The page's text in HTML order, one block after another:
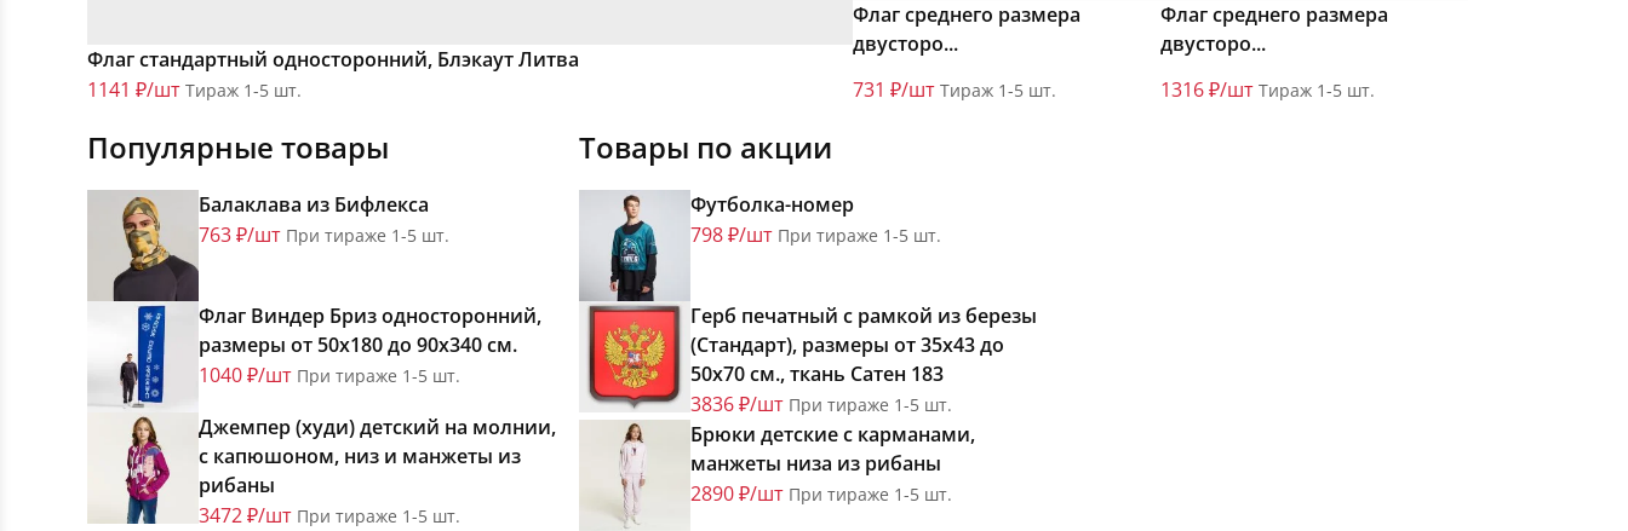
Флаг стандартный односторонний, Блэкаут Литва
1141 ₽/шт Тираж 1-5 шт.
Флаг среднего размера
двусторо...
731 ₽/шт Тираж 1-5 шт.
Флаг среднего размера
двусторо...
1316 ₽/шт Тираж 1-5 шт.
Популярные товары
Балаклава из Бифлекса
763 ₽/шт При тираже 1-5 шт.
Флаг Виндер Бриз односторонний,
размеры от 50х180 до 90х340 см.
1040 ₽/шт При тираже 1-5 шт.
Джемпер (худи) детский на молнии,
с капюшоном, низ и манжеты из
рибаны
3472 ₽/шт При тираже 1-5 шт.
Товары по акции
Футболка-номер
798 ₽/шт При тираже 1-5 шт.
Герб печатный с рамкой из березы
(Стандарт), размеры от 35х43 до
50х70 см., ткань Сатен 183
3836 ₽/шт При тираже 1-5 шт.
Брюки детские с карманами,
манжеты низа из рибаны
2890 ₽/шт При тираже 1-5 шт.